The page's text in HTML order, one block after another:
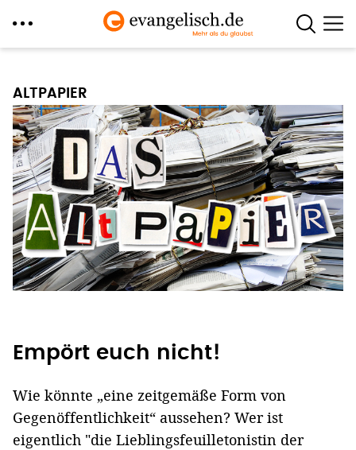
Inhalt
ALTPAPIER
Empört euch nicht!
Wie könnte „eine zeitgemäße Form von
Gegenöffentlichkeit“ aussehen? Wer ist
eigentlich "die Lieblingsfeuilletonistin der